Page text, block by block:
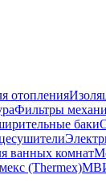
отопления
Фильтры
баки
ванных комнат
(Thermex)